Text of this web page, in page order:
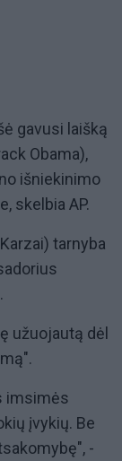
gavusi laišką
Obama),
išniekinimo
skelbia AP.
tarnyba
užuojautą dėl
imsimės
įvykių. Be
-